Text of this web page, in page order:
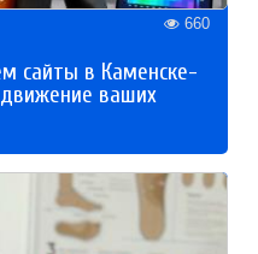
660
сайты в Каменске-
ваших